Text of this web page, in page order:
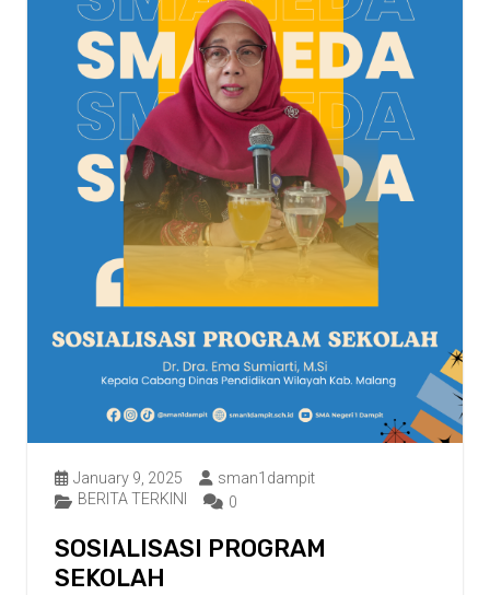
January 9, 2025
sman1dampit
BERITA TERKINI
0
SOSIALISASI PROGRAM
SEKOLAH